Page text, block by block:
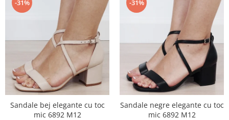
-31%
Sandale bej elegante cu toc
mic 6892 M12
-31%
Sandale negre elegante cu toc
mic 6892 M12